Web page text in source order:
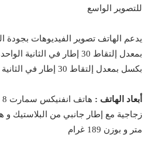
للتصوير الواسع
بكسل بمعدل إلتقاط 30 إطار في الثانية الواحدة
أبعاد الهاتف : هاتف انفنيكس
متر و بوزن 189 غرام